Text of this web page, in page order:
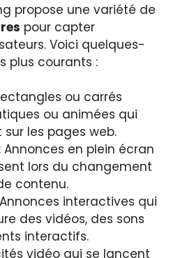
propose une variété de
pour capter
Voici quelques-
plus courants :
ou carrés
ou animées qui
les pages web.
: Annonces en plein écran
lors du changement
contenu.
interactives qui
des vidéos, des sons
interactifs.
vidéo qui se lancent